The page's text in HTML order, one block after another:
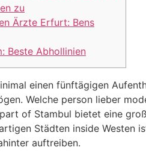
zu
Ärzte Erfurt: Bens
Beste Abhollinien
einen fünftägigen
Welche person lieber
of Stambul bietet eine
Städten inside Westen
auftreiben.